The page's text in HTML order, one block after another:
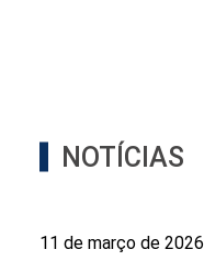
NOTÍCIAS
11 de março de 2026